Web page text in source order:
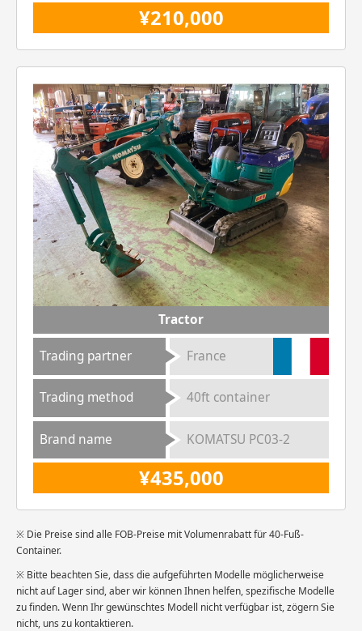
¥210,000
Tractor
Trading partner France
Trading method 40ft container
Brand name KOMATSU PC03-2
¥435,000
※ Die Preise sind alle FOB-Preise mit Volumenrabatt für 40-Fuß-
Container.
※ Bitte beachten Sie, dass die aufgeführten Modelle möglicherweise
nicht auf Lager sind, aber wir können Ihnen helfen, spezifische Modelle
zu finden. Wenn Ihr gewünschtes Modell nicht verfügbar ist, zögern Sie
nicht, uns zu kontaktieren.